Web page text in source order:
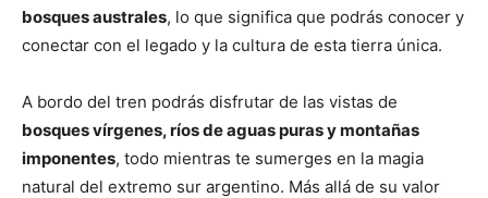
bosques australes, lo que significa que podrás conocer y
conectar con el legado y la cultura de esta tierra única.
A bordo del tren podrás disfrutar de las vistas de
bosques vírgenes, ríos de aguas puras y montañas
imponentes, todo mientras te sumerges en la magia
natural del extremo sur argentino. Más allá de su valor